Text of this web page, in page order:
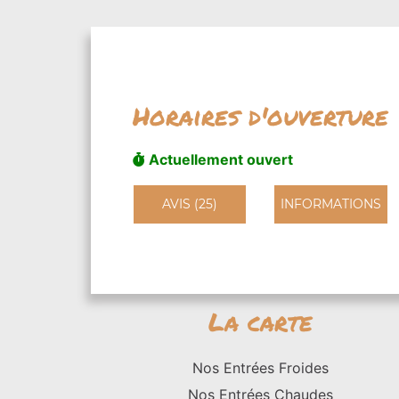
Horaires d'ouverture
Actuellement ouvert
AVIS (25) INFORMATIONS
La carte
Nos Entrées Froides
Nos Entrées Chaudes